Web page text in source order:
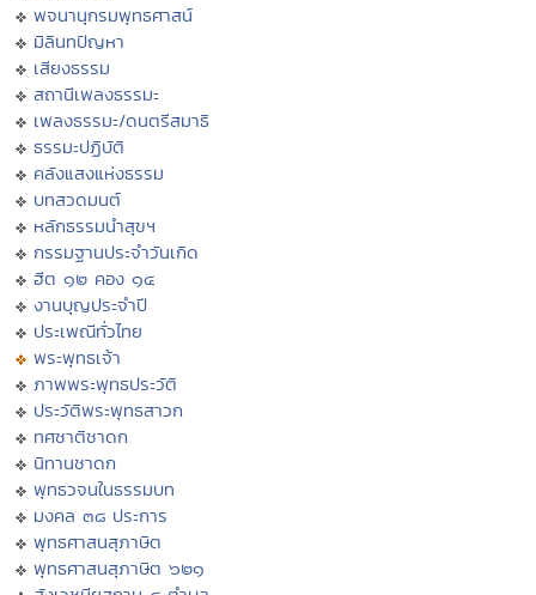
พจนานุกรมพุทธศาสน์
มิลินทปัญหา
เสียงธรรม
สถานีเพลงธรรมะ
เพลงธรรมะ/ดนตรีสมาธิ
ธรรมะปฏิบัติ
คลังแสงแห่งธรรม
บทสวดมนต์
หลักธรรมนำสุขฯ
กรรมฐานประจำวันเกิด
ฮีต ๑๒ คอง ๑๔
งานบุญประจำปี
ประเพณีทั่วไทย
พระพุทธเจ้า
ภาพพระพุทธประวัติ
ประวัติพระพุทธสาวก
ทศชาติชาดก
นิทานชาดก
พุทธวจนในธรรมบท
มงคล ๓๘ ประการ
พุทธศาสนสุภาษิต
พุทธศาสนสุภาษิต ๖๒๑